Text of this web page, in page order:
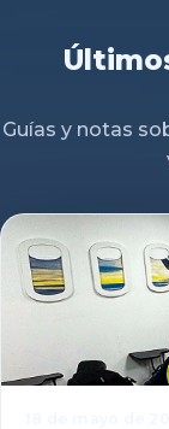
Guías y notas